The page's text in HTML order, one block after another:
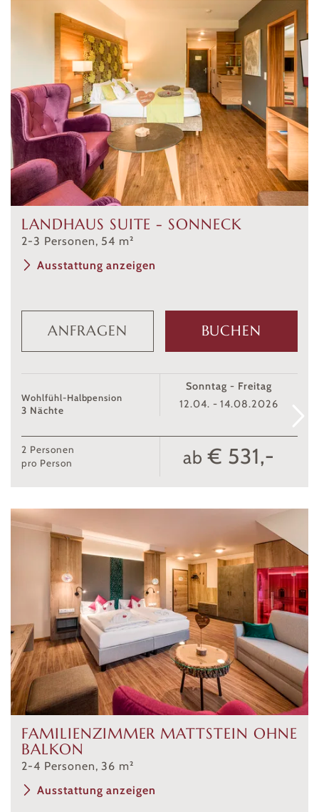
LANDHAUS SUITE - SONNECK
2-3 Personen, 54 m²
Ausstattung anzeigen
ANFRAGEN BUCHEN
Wohlfühl-Halbpension
3 Nächte
Sonntag - Freitag
12.04. - 14.08.2026
2 Personen
pro Person
ab € 531,-
FAMILIENZIMMER MATTSTEIN OHNE
BALKON
2-4 Personen, 36 m²
Ausstattung anzeigen